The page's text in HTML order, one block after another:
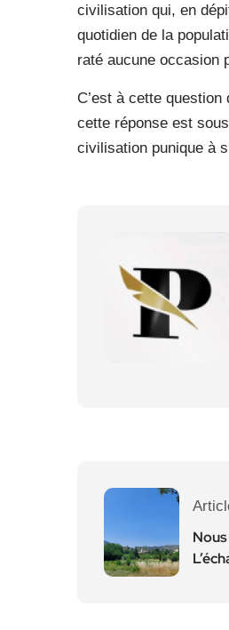
civilisation qui, en
quotidien de la
raté aucune occasion
C’est à cette
cette réponse est
civilisation punique à